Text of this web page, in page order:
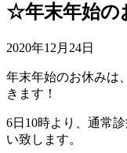
☆年末年始
2020年12月24日
年末年始のお休みは
きます！
6日10時より、通常
い致します。